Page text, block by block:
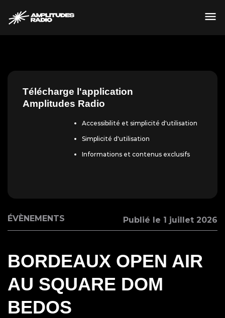
au
Télécharge l'application
Amplitudes Radio
Accessibilité et simplicité d'utilisation
Simplicité d'utilisation
Informations et contenus exclusifs
ÉVÈNEMENTS Publié le 1 juillet 2026
BORDEAUX OPEN AIR
AU SQUARE DOM
BEDOS